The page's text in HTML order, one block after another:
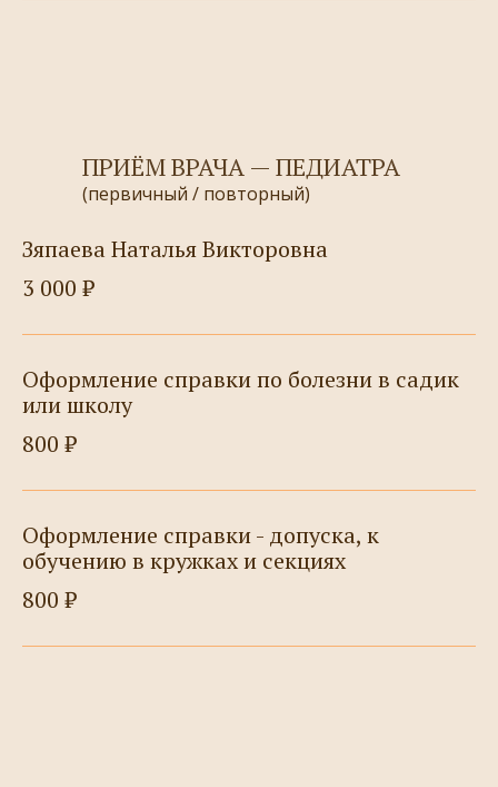
ПРИЁМ ВРАЧА — ПЕДИАТРА
(первичный / повторный)
Зяпаева Наталья Викторовна
3 000 ₽
Оформление справки по болезни в садик
или школу
800 ₽
Оформление справки - допуска, к
обучению в кружках и секциях
800 ₽